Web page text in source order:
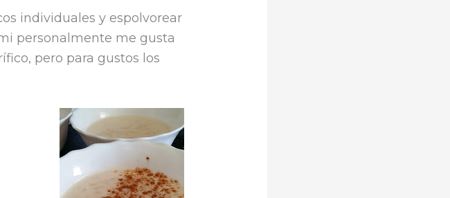
individuales y espolvorear
personalmente me gusta
pero para gustos los